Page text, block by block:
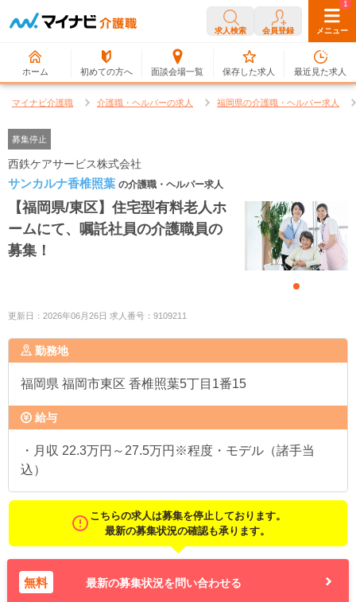
求人検索 会員登録 メニュー
ホーム 初めての方へ 面談会場一覧
0
保存した求人
1
最近見た求人
マイナビ介護職 介護職・ヘルパーの求人 福岡県の介護職・ヘルパー求人
募集停止
西鉄ケアサービス株式会社
サンカルナ香椎照葉 の介護職・ヘルパー求人
【福岡県/東区】住宅型有料老人ホ
ームにて、嘱託社員の介護職員の
募集！
更新日：2026年06月26日 求人番号：9109211
勤務地
福岡県 福岡市東区 香椎照葉5丁目1番15
給与
・月収 22.3万円～27.5万円※程度・モデル（諸手当
込）
こちらの求人は募集を停止しております。
最新の募集状況の確認も承ります。
無料 最新の募集状況を問い合わせる